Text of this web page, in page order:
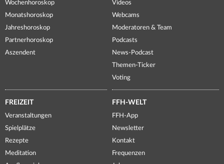
Wochenhoroskop
Monatshoroskop
Jahreshoroskop
Partnerhoroskop
Aszendent
Videos
Webcams
Moderatoren & Team
Podcasts
News-Podcast
Themen-Ticker
Voting
FREIZEIT
Veranstaltungen
Spielplätze
Rezepte
Meditation
FFH-WELT
FFH-App
Newsletter
Kontakt
Frequenzen